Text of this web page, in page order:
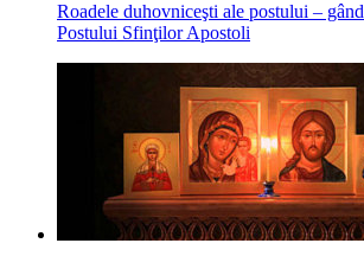
Roadele duhovniceşti ale postului –
Postului Sfinţilor Apostoli